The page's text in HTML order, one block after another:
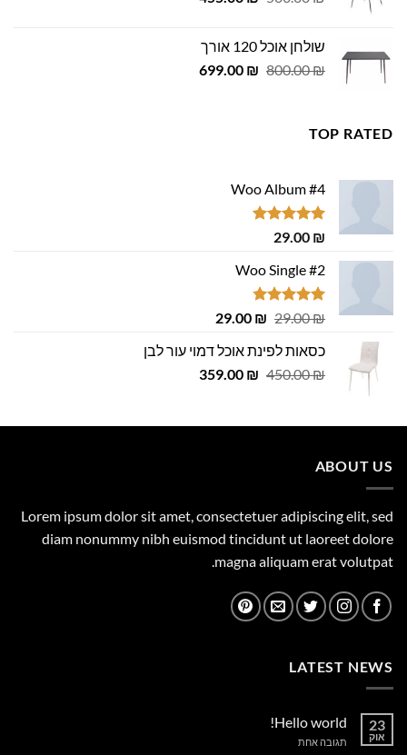
500.00 ₪.שולחן אוכל 120 אורך
800.00₪
המחיר
699.00 ₪
המחיר
TOP RATED
Woo Album #4
דורג5.00
29.00 ₪
Woo Single #2
דורג4.75
29.00₪
המחיר
היה:
29.00 ₪.
29.00 ₪
המחיר
הוא:
29.00 ₪.
כסאות לפינת אוכל דמוי עור לבן
450.00₪
המחיר
450.00 ₪.
359.00 ₪
המחיר
359.00 ₪.
ABOUT US
Lorem ipsum dolor sit amet, consectetuer adipiscing elit, sed
diam nonummy nibh euismod tincidunt ut laoreet dolore
magna aliquam erat volutpat.
LATEST NEWS
23
אוק
Hello world!
תגובה אחתעל